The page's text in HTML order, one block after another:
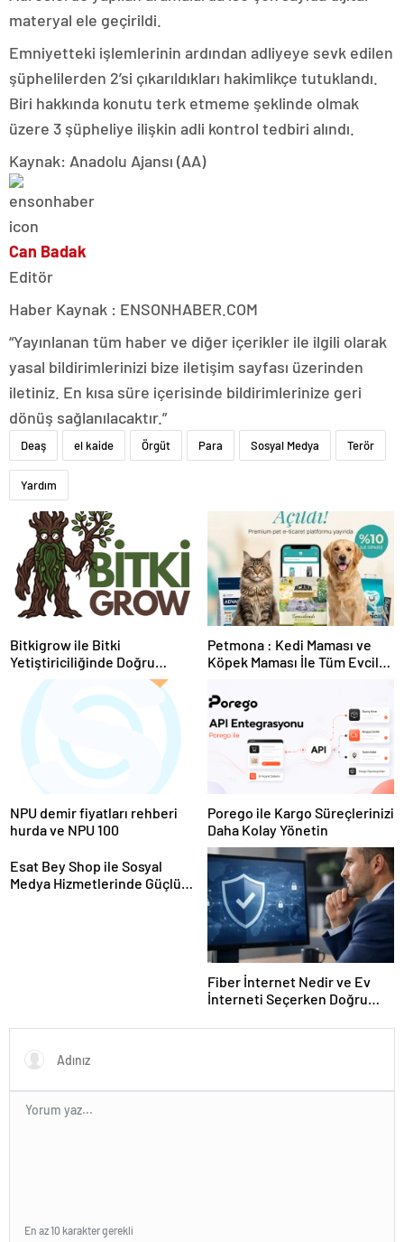
materyal ele geçirildi.
Emniyetteki işlemlerinin ardından adliyeye sevk edilen
şüphelilerden 2’si çıkarıldıkları hakimlikçe tutuklandı.
Biri hakkında konutu terk etmeme şeklinde olmak
üzere 3 şüpheliye ilişkin adli kontrol tedbiri alındı.
Kaynak: Anadolu Ajansı (AA)
Can Badak
Editör
Haber Kaynak : ENSONHABER.COM
“Yayınlanan tüm haber ve diğer içerikler ile ilgili olarak
yasal bildirimlerinizi bize iletişim sayfası üzerinden
iletiniz. En kısa süre içerisinde bildirimlerinize geri
dönüş sağlanılacaktır.”
Deaş el kaide Örgüt Para Sosyal Medya Terör
Yardım
Bitkigrow ile Bitki
Yetiştiriciliğinde Doğru
Ekipman ve Ürün Seçimi
Petmona : Kedi Maması ve
Köpek Maması İle Tüm Evcil
NPU demir fiyatları rehberi
hurda ve NPU 100
Porego ile Kargo Süreçlerinizi
Daha Kolay Yönetin
Esat Bey Shop ile Sosyal
Medya Hizmetlerinde Güçlü
Fiber İnternet Nedir ve Ev
İnterneti Seçerken Doğru
En az 10 karakter gerekli